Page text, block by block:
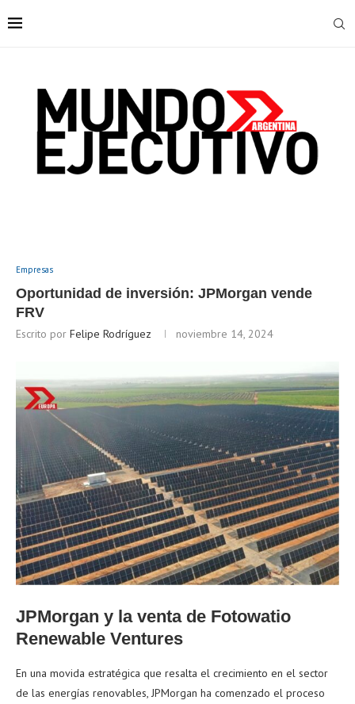
Empresas
Oportunidad de inversión: JPMorgan vende
FRV
Escrito por Felipe Rodríguez noviembre 14, 2024
JPMorgan y la venta de Fotowatio
Renewable Ventures
En una movida estratégica que resalta el crecimiento en el sector
de las energías renovables, JPMorgan ha comenzado el proceso